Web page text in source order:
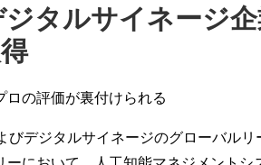
タルサイネージ企
の評価が裏付けられる
デジタルサイネージのグローバルリ